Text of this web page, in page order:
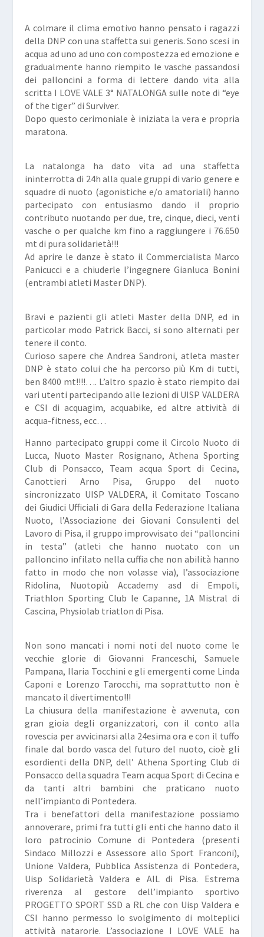
A colmare il clima emotivo hanno pensato i ragazzi
della DNP con una staffetta sui generis. Sono scesi in
acqua ad uno ad uno con compostezza ed emozione e
gradualmente hanno riempito le vasche passandosi
dei palloncini a forma di lettere dando vita alla
scritta I LOVE VALE 3° NATALONGA sulle note di “eye
of the tiger” di Surviver.
Dopo questo cerimoniale è iniziata la vera e propria
maratona.
La natalonga ha dato vita ad una staffetta
ininterrotta di 24h alla quale gruppi di vario genere e
squadre di nuoto (agonistiche e/o amatoriali) hanno
partecipato con entusiasmo dando il proprio
contributo nuotando per due, tre, cinque, dieci, venti
vasche o per qualche km fino a raggiungere i 76.650
mt di pura solidarietà!!!
Ad aprire le danze è stato il Commercialista Marco
Panicucci e a chiuderle l’ingegnere Gianluca Bonini
(entrambi atleti Master DNP).
Bravi e pazienti gli atleti Master della DNP, ed in
particolar modo Patrick Bacci, si sono alternati per
tenere il conto.
Curioso sapere che Andrea Sandroni, atleta master
DNP è stato colui che ha percorso più Km di tutti,
ben 8400 mt!!!!…. L’altro spazio è stato riempito dai
vari utenti partecipando alle lezioni di UISP VALDERA
e CSI di acquagim, acquabike, ed altre attività di
acqua-fitness, ecc…
Hanno partecipato gruppi come il Circolo Nuoto di
Lucca, Nuoto Master Rosignano, Athena Sporting
Club di Ponsacco, Team acqua Sport di Cecina,
Canottieri Arno Pisa, Gruppo del nuoto
sincronizzato UISP VALDERA, il Comitato Toscano
dei Giudici Ufficiali di Gara della Federazione Italiana
Nuoto, l’Associazione dei Giovani Consulenti del
Lavoro di Pisa, il gruppo improvvisato dei “palloncini
in testa” (atleti che hanno nuotato con un
palloncino infilato nella cuffia che non abilità hanno
fatto in modo che non volasse via), l’associazione
Ridolina, Nuotopiù Accademy asd di Empoli,
Triathlon Sporting Club le Capanne, 1A Mistral di
Cascina, Physiolab triatlon di Pisa.
Non sono mancati i nomi noti del nuoto come le
vecchie glorie di Giovanni Franceschi, Samuele
Pampana, Ilaria Tocchini e gli emergenti come Linda
Caponi e Lorenzo Tarocchi, ma soprattutto non è
mancato il divertimento!!!
La chiusura della manifestazione è avvenuta, con
gran gioia degli organizzatori, con il conto alla
rovescia per avvicinarsi alla 24esima ora e con il tuffo
finale dal bordo vasca del futuro del nuoto, cioè gli
esordienti della DNP, dell’ Athena Sporting Club di
Ponsacco della squadra Team acqua Sport di Cecina e
da tanti altri bambini che praticano nuoto
nell’impianto di Pontedera.
Tra i benefattori della manifestazione possiamo
annoverare, primi fra tutti gli enti che hanno dato il
loro patrocinio Comune di Pontedera (presenti
Sindaco Millozzi e Assessore allo Sport Franconi),
Unione Valdera, Pubblica Assistenza di Pontedera,
Uisp Solidarietà Valdera e AIL di Pisa. Estrema
riverenza al gestore dell’impianto sportivo
PROGETTO SPORT SSD a RL che con Uisp Valdera e
CSI hanno permesso lo svolgimento di molteplici
attività natarorie. L’associazione I LOVE VALE ha